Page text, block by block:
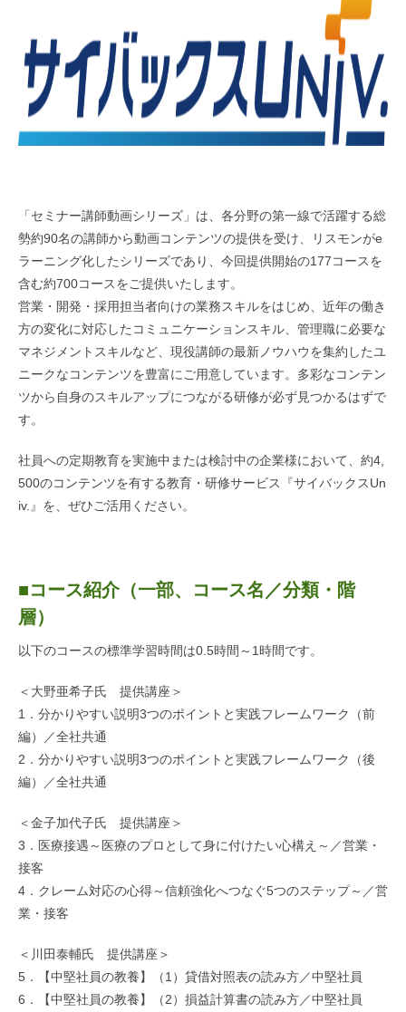
「セミナー講師動画シリーズ」は、各分野の第一線で活躍する総
勢約90名の講師から動画コンテンツの提供を受け、リスモンがe
ラーニング化したシリーズであり、今回提供開始の177コースを
含む約700コースをご提供いたします。
営業・開発・採用担当者向けの業務スキルをはじめ、近年の働き
方の変化に対応したコミュニケーションスキル、管理職に必要な
マネジメントスキルなど、現役講師の最新ノウハウを集約したユ
ニークなコンテンツを豊富にご用意しています。多彩なコンテン
ツから自身のスキルアップにつながる研修が必ず見つかるはずで
す。
社員への定期教育を実施中または検討中の企業様において、約4,
500のコンテンツを有する教育・研修サービス『サイバックスUn
iv.』を、ぜひご活用ください。
■コース紹介（一部、コース名／分類・階
層）
以下のコースの標準学習時間は0.5時間～1時間です。
＜大野亜希子氏 提供講座＞
1．分かりやすい説明3つのポイントと実践フレームワーク（前
編）／全社共通
2．分かりやすい説明3つのポイントと実践フレームワーク（後
編）／全社共通
＜金子加代子氏 提供講座＞
3．医療接遇～医療のプロとして身に付けたい心構え～／営業・
接客
4．クレーム対応の心得～信頼強化へつなぐ5つのステップ～／営
業・接客
＜川田泰輔氏 提供講座＞
5．【中堅社員の教養】（1）貸借対照表の読み方／中堅社員
6．【中堅社員の教養】（2）損益計算書の読み方／中堅社員